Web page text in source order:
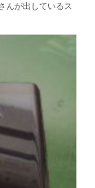
んが出しているス